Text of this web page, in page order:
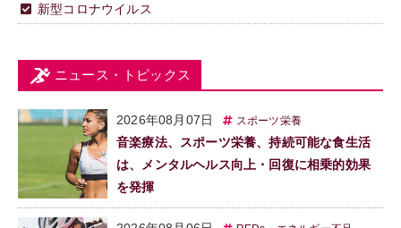
新型コロナウイルス
ニュース・トピックス
2026年08月07日 スポーツ栄養
音楽療法、スポーツ栄養、持続可能な食生活
は、メンタルヘルス向上・回復に相乗的効果
を発揮